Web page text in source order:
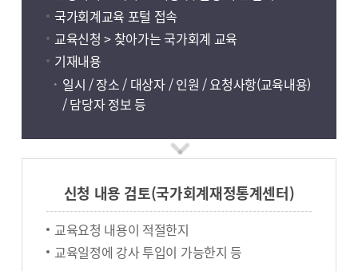
국가회계교육 포털 접속
교육신청 > 찾아가는 국가회계 교육
기재내용
일시 / 장소 / 대상자 / 인원 / 요청사항(교육내용)
/ 담당자 정보 등
신청 내용 검토(국가회계재정통계센터)
교육요청 내용이 적절한지
교육일정에 강사 투입이 가능한지 등